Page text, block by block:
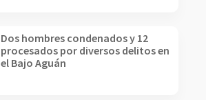
Dos hombres condenados y 12
procesados por diversos delitos en
el Bajo Aguán